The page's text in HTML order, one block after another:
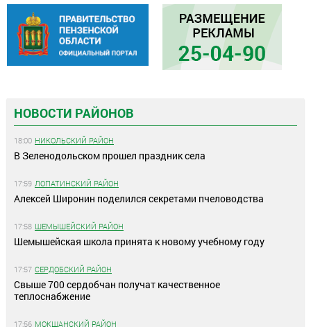
НОВОСТИ РАЙОНОВ
18:00 НИКОЛЬСКИЙ РАЙОН
В Зеленодольском прошел праздник села
17:59 ЛОПАТИНСКИЙ РАЙОН
Алексей Широнин поделился секретами пчеловодства
17:58 ШЕМЫШЕЙСКИЙ РАЙОН
Шемышейская школа принята к новому учебному году
17:57 СЕРДОБСКИЙ РАЙОН
Свыше 700 сердобчан получат качественное
теплоснабжение
17:56 МОКШАНСКИЙ РАЙОН